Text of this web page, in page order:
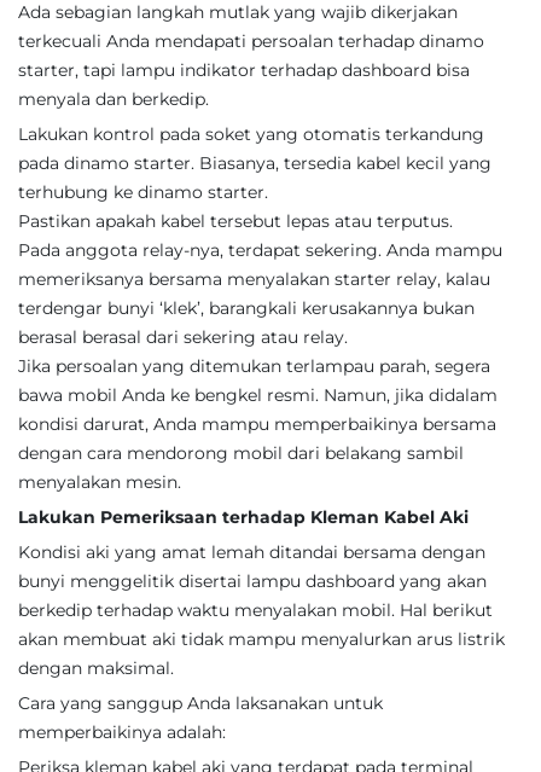
Ada sebagian langkah mutlak yang wajib dikerjakan
terkecuali Anda mendapati persoalan terhadap dinamo
starter, tapi lampu indikator terhadap dashboard bisa
menyala dan berkedip.
Lakukan kontrol pada soket yang otomatis terkandung
pada dinamo starter. Biasanya, tersedia kabel kecil yang
terhubung ke dinamo starter.
Pastikan apakah kabel tersebut lepas atau terputus.
Pada anggota relay-nya, terdapat sekering. Anda mampu
memeriksanya bersama menyalakan starter relay, kalau
terdengar bunyi ‘klek’, barangkali kerusakannya bukan
berasal berasal dari sekering atau relay.
Jika persoalan yang ditemukan terlampau parah, segera
bawa mobil Anda ke bengkel resmi. Namun, jika didalam
kondisi darurat, Anda mampu memperbaikinya bersama
dengan cara mendorong mobil dari belakang sambil
menyalakan mesin.
Lakukan Pemeriksaan terhadap Kleman Kabel Aki
Kondisi aki yang amat lemah ditandai bersama dengan
bunyi menggelitik disertai lampu dashboard yang akan
berkedip terhadap waktu menyalakan mobil. Hal berikut
akan membuat aki tidak mampu menyalurkan arus listrik
dengan maksimal.
Cara yang sanggup Anda laksanakan untuk
memperbaikinya adalah:
Periksa kleman kabel aki yang terdapat pada terminal